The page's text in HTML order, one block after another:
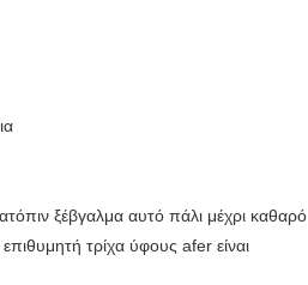
ξέβγαλμα αυτό πάλι μέχρι καθαρό
τρίχα ύφους afer είναι